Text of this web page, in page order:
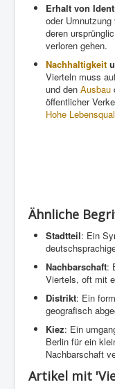
Erhalt von
oder
deren
verloren gehen.
Nachhaltigkeit
Vierteln muss
und den Ausbau
öffentlicher
Hohe
Ähnliche
Stadtteil: Ein
Nachbarschaft:
Viertels, oft mit
Distrikt: Ein
geografisch
Kiez: Ein
Berlin für ein
Nachbarschaft
Artikel mit